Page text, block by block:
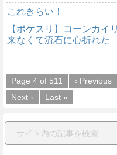
これきらい！
【ポケスリ】コーンカイ
来なくて流石に心折れた
Page 4 of 511 ‹ Previous
Next ›
Last »